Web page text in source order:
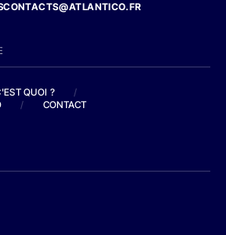
QUOI ?
/
/ CONTACT